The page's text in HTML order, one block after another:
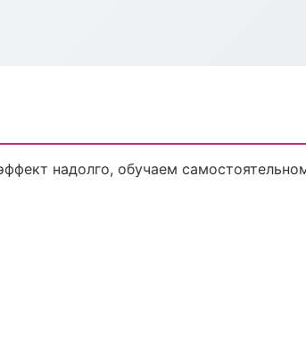
надолго, обучаем